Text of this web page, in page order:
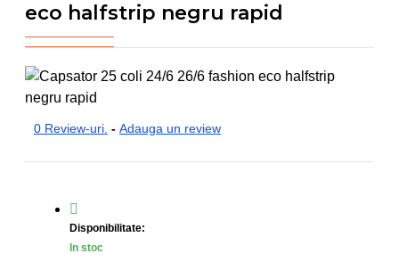
eco halfstrip negru rapid
0 Review-uri. - Adauga un review
Disponibilitate:
In stoc